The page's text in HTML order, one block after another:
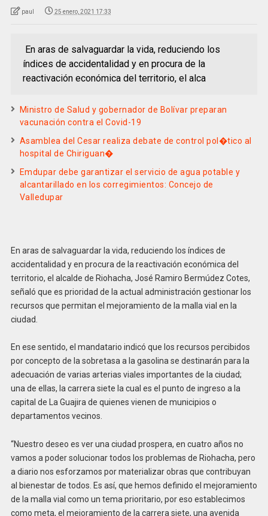
paul 25 enero, 2021 17:33
En aras de salvaguardar la vida, reduciendo los
índices de accidentalidad y en procura de la
reactivación económica del territorio, el alca
Ministro de Salud y gobernador de Bolívar preparan
vacunación contra el Covid-19
Asamblea del Cesar realiza debate de control pol�tico al
hospital de Chiriguan�
Emdupar debe garantizar el servicio de agua potable y
alcantarillado en los corregimientos: Concejo de
Valledupar
En aras de salvaguardar la vida, reduciendo los índices de
accidentalidad y en procura de la reactivación económica del
territorio, el alcalde de Riohacha, José Ramiro Bermúdez Cotes,
señaló que es prioridad de la actual administración gestionar los
recursos que permitan el mejoramiento de la malla vial en la
ciudad.
En ese sentido, el mandatario indicó que los recursos percibidos
por concepto de la sobretasa a la gasolina se destinarán para la
adecuación de varias arterias viales importantes de la ciudad;
una de ellas, la carrera siete la cual es el punto de ingreso a la
capital de La Guajira de quienes vienen de municipios o
departamentos vecinos.
“Nuestro deseo es ver una ciudad prospera, en cuatro años no
vamos a poder solucionar todos los problemas de Riohacha, pero
a diario nos esforzamos por materializar obras que contribuyan
al bienestar de todos. Es así, que hemos definido el mejoramiento
de la malla vial como un tema prioritario, por eso establecimos
como meta, el mejoramiento de la carrera siete, una avenida